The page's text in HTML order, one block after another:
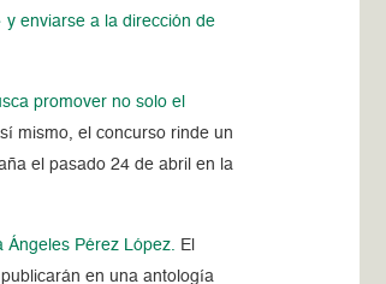
enviarse a la dirección de
promover no solo el
mismo, el concurso rinde un
el pasado 24 de abril en la
Pérez López.
El
en una antología